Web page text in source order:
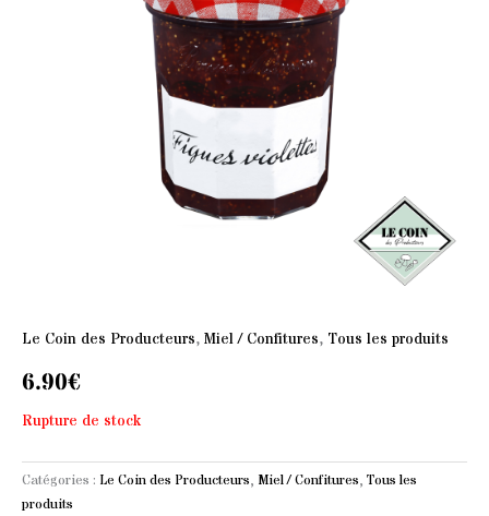
Le Coin des Producteurs, Miel / Confitures, Tous les produits
6.90€
Rupture de stock
Catégories : Le Coin des Producteurs, Miel / Confitures, Tous les
produits